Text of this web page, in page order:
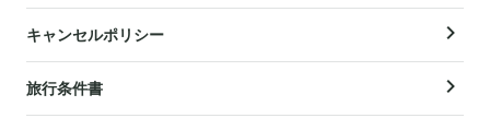
キャンセルポリシー
旅行条件書